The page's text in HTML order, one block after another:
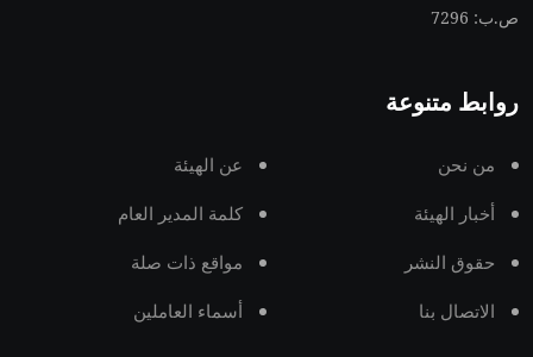
ص.ب: 7296
روابط متنوعة
من نحن عن الهيئة
أخبار الهيئة كلمة المدير العام
حقوق النشر مواقع ذات صلة
الاتصال بنا أسماء العاملين